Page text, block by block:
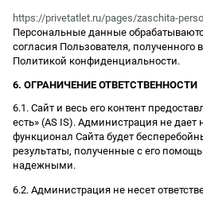
https://privetatlet.ru/pages/zaschita-
Персональные данные
согласия Пользователя, полученного
Политикой конфиденциальности.
6. ОГРАНИЧЕНИЕ ОТВЕТСТВЕННОСТИ
6.1. Сайт и весь его контент
есть» (AS IS). Администрация не дает
функционал Сайта будет
результаты, полученные с его
надежными.
6.2. Администрация не несет